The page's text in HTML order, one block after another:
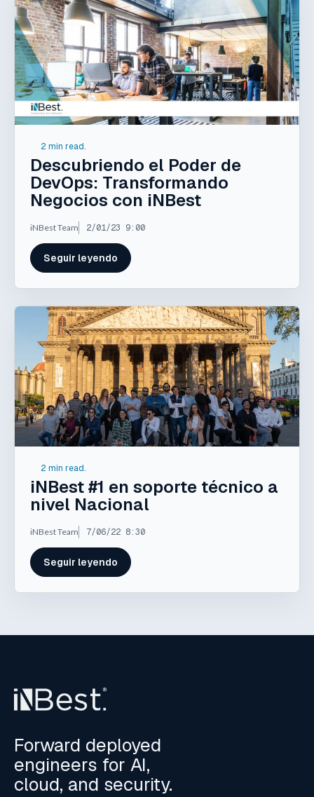
2 min read.
Descubriendo el Poder de
DevOps: Transformando
Negocios con iNBest
iNBest Team 2/01/23 9:00
Seguir leyendo
2 min read.
iNBest #1 en soporte técnico a
nivel Nacional
iNBest Team 7/06/22 8:30
Seguir leyendo
Forward deployed
engineers for AI,
cloud, and security.